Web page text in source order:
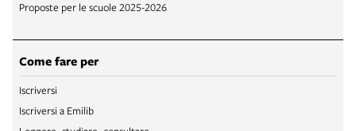
Proposte per le scuole 2025-2026
Come fare per
Iscriversi
Iscriversi a Emilib